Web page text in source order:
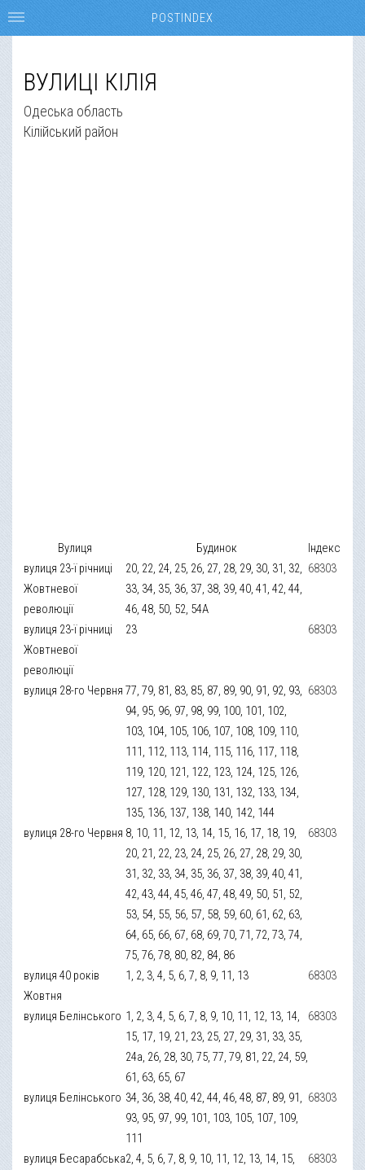
ВУЛИЦІ КІЛІЯ
Одеська область
Кілійський район
Вулиця Будинок
Індекс
вулиця 23-ї річниці
Жовтневої
революції
20, 22, 24, 25, 26, 27, 28, 29, 30, 31, 32,
33, 34, 35, 36, 37, 38, 39, 40, 41, 42, 44,
46, 48, 50, 52, 54А
68303
вулиця 23-ї річниці
Жовтневої
революції
23 68303
вулиця 28-го Червня 77, 79, 81, 83, 85, 87, 89, 90, 91, 92, 93,
94, 95, 96, 97, 98, 99, 100, 101, 102,
103, 104, 105, 106, 107, 108, 109, 110,
111, 112, 113, 114, 115, 116, 117, 118,
119, 120, 121, 122, 123, 124, 125, 126,
127, 128, 129, 130, 131, 132, 133, 134,
135, 136, 137, 138, 140, 142, 144
68303
вулиця 28-го Червня 8, 10, 11, 12, 13, 14, 15, 16, 17, 18, 19,
20, 21, 22, 23, 24, 25, 26, 27, 28, 29, 30,
31, 32, 33, 34, 35, 36, 37, 38, 39, 40, 41,
42, 43, 44, 45, 46, 47, 48, 49, 50, 51, 52,
53, 54, 55, 56, 57, 58, 59, 60, 61, 62, 63,
64, 65, 66, 67, 68, 69, 70, 71, 72, 73, 74,
75, 76, 78, 80, 82, 84, 86
68303
вулиця 40 років
Жовтня
1, 2, 3, 4, 5, 6, 7, 8, 9, 11, 13 68303
вулиця Белінського 1, 2, 3, 4, 5, 6, 7, 8, 9, 10, 11, 12, 13, 14,
15, 17, 19, 21, 23, 25, 27, 29, 31, 33, 35,
24а, 26, 28, 30, 75, 77, 79, 81, 22, 24, 59,
61, 63, 65, 67
68303
вулиця Белінського 34, 36, 38, 40, 42, 44, 46, 48, 87, 89, 91,
93, 95, 97, 99, 101, 103, 105, 107, 109,
111
68303
вулиця Бесарабська2, 4, 5, 6, 7, 8, 9, 10, 11, 12, 13, 14, 15,
68303
POSTINDEX